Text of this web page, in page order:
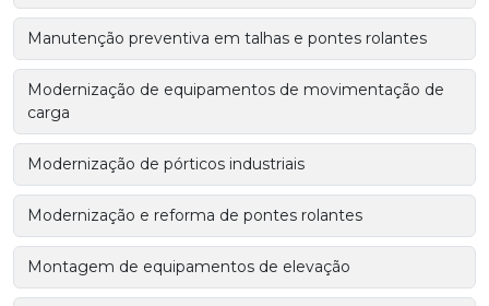
Manutenção preventiva em talhas e pontes rolantes
Modernização de equipamentos de movimentação de
carga
Modernização de pórticos industriais
Modernização e reforma de pontes rolantes
Montagem de equipamentos de elevação